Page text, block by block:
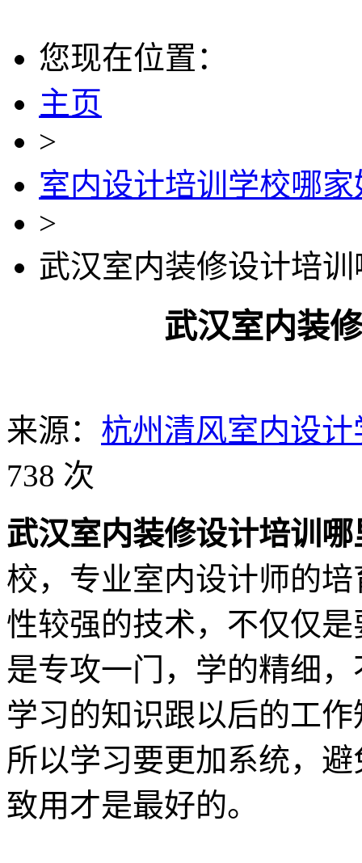
您现在位置：
主页
>
室内设计培训学校哪家
>
武汉室内装修设计培
武汉室内装
来源： 杭州清风室内设计
738 次
武汉室内装修设计培训哪
校，专业室内设计师的
性较强的技术，不仅仅
是专攻一门，学的精细
学习的知识跟以后的工
所以学习要更加系统，
致用才是最好的。